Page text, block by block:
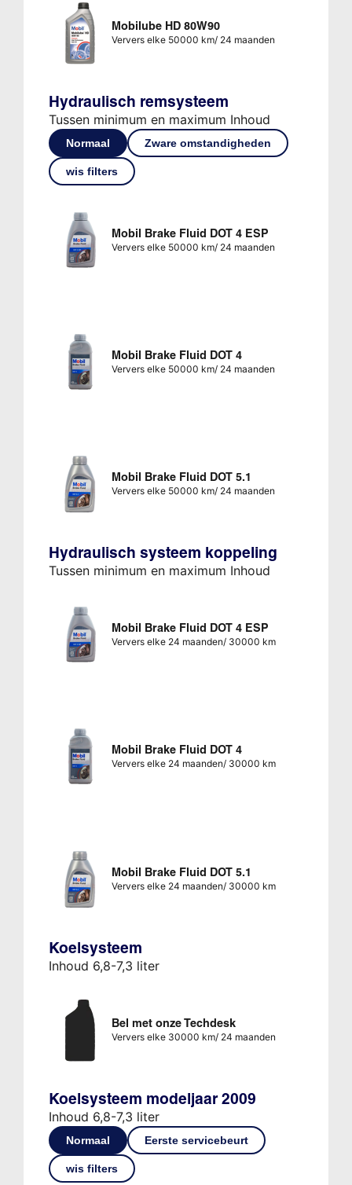
Mobilube HD 80W90
Ververs elke 50000 km/ 24 maanden
Hydraulisch remsysteem
Tussen minimum en maximum Inhoud
Normaal Zware omstandigheden
wis filters
Mobil Brake Fluid DOT 4 ESP
Ververs elke 50000 km/ 24 maanden
Mobil Brake Fluid DOT 4
Ververs elke 50000 km/ 24 maanden
Mobil Brake Fluid DOT 5.1
Ververs elke 50000 km/ 24 maanden
Hydraulisch systeem koppeling
Tussen minimum en maximum Inhoud
Mobil Brake Fluid DOT 4 ESP
Ververs elke 24 maanden/ 30000 km
Mobil Brake Fluid DOT 4
Ververs elke 24 maanden/ 30000 km
Mobil Brake Fluid DOT 5.1
Ververs elke 24 maanden/ 30000 km
Koelsysteem
Inhoud 6,8-7,3 liter
Bel met onze Techdesk
Ververs elke 30000 km/ 24 maanden
Koelsysteem modeljaar 2009
Inhoud 6,8-7,3 liter
Normaal Eerste servicebeurt
wis filters